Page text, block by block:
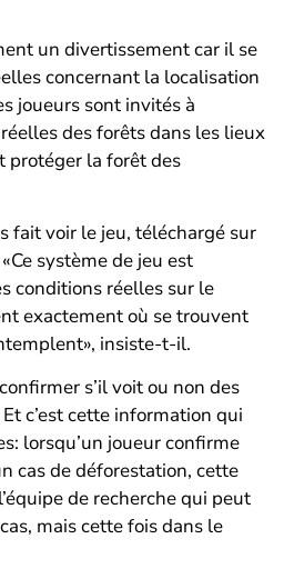
un divertissement car il se
concernant la localisation
joueurs sont invités à
des forêts dans les lieux
protéger la forêt des
fait voir le jeu, téléchargé sur
système de jeu est
conditions réelles sur le
exactement où se trouvent
insiste-t-il.
s’il voit ou non des
c’est cette information qui
lorsqu’un joueur confirme
cas de déforestation, cette
de recherche qui peut
mais cette fois dans le